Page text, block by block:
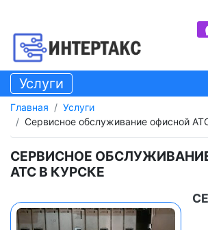
Услуги
Главная
Услуги
Сервисное обслуживание офисной
СЕРВИСНОЕ
АТС В КУРСКЕ